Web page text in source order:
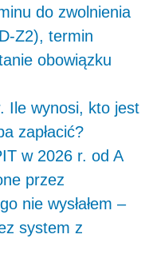
do zwolnienia
Z2), termin
obowiązku
Ile wynosi, kto jest
zapłacić?
w 2026 r. od A
przez
nie wysłałem –
system z